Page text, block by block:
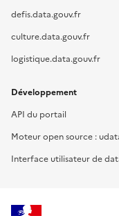
defis.data.gouv.fr
culture.data.gouv.fr
logistique.data.gouv.fr
Développement
API du portail
Moteur open source :
Interface utilisateur de